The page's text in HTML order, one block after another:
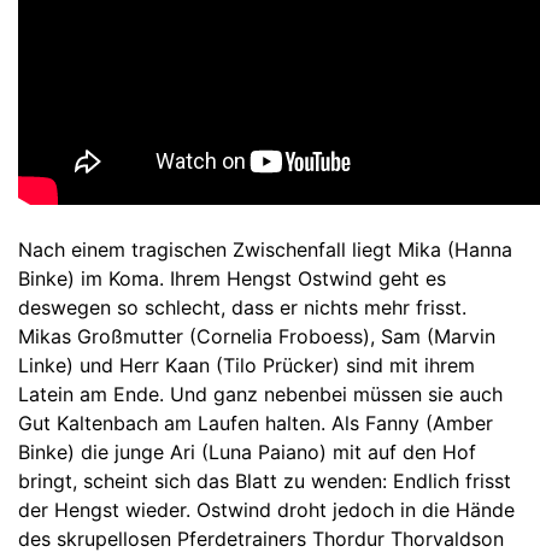
Nach einem tragischen Zwischenfall liegt Mika (Hanna
Binke) im Koma. Ihrem Hengst Ostwind geht es
deswegen so schlecht, dass er nichts mehr frisst.
Mikas Großmutter (Cornelia Froboess), Sam (Marvin
Linke) und Herr Kaan (Tilo Prücker) sind mit ihrem
Latein am Ende. Und ganz nebenbei müssen sie auch
Gut Kaltenbach am Laufen halten. Als Fanny (Amber
Binke) die junge Ari (Luna Paiano) mit auf den Hof
bringt, scheint sich das Blatt zu wenden: Endlich frisst
der Hengst wieder. Ostwind droht jedoch in die Hände
des skrupellosen Pferdetrainers Thordur Thorvaldson